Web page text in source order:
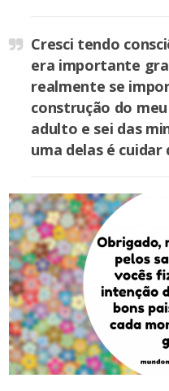
Cresci tendo
era importante
realmente se
construção do
adulto e sei das
uma delas é cuidar